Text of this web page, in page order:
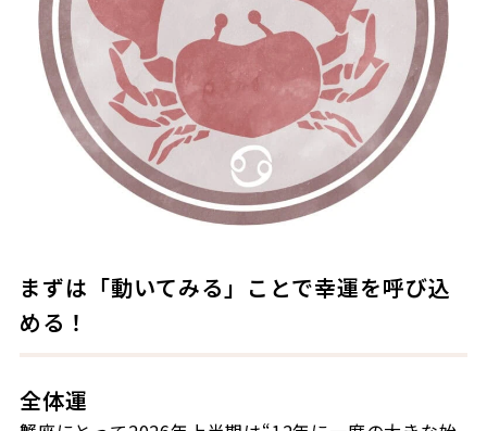
まずは「動いてみる」ことで幸運を呼び込
める！
全体運